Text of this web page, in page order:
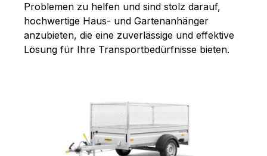
Problemen zu helfen und sind stolz darauf,
hochwertige Haus- und Gartenanhänger
anzubieten, die eine zuverlässige und effektive
Lösung für Ihre Transportbedürfnisse bieten.